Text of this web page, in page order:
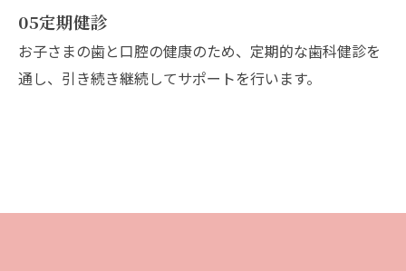
05定期健診
お子さまの歯と口腔の健康のため、定期的な歯科健診を
通し、引き続き継続してサポートを行います。